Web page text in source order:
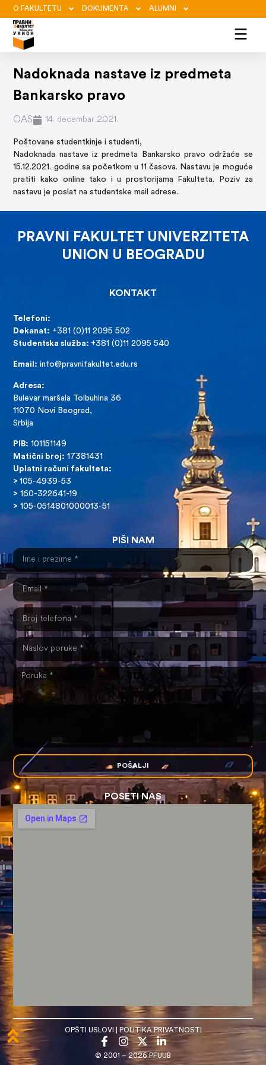
O FAKULTETU DOKUMENTA ALUMNI
Nadoknada nastave iz predmeta
Bankarsko pravo
OAS 14. decembar 2021.
Poštovane studentkinje i studenti,
Nadoknada nastave iz predmeta Bankarsko pravo održaće se
15.12.2021. godine sa početkom u 11 časova. Nastavu je moguće
pratiti kako online tako i u prostorijama Fakulteta. Poziv za
nastavu je poslat na studentske mail adrese.
PRAVNI FAKULTET UNIVERZITETA
UNION U BEOGRADU
KONTAKT
Telefoni:
Dekanat: +381 (0)11 2095 502
Studentska služba: +381 (0)11 2095 540
Email: info@pravnifakultet.edu.rs
Adresa:
Bulevar maršala Tolbuhina 36
11070 Novi Beograd,
Srbija
PIB: 101151149
Matični broj: 17381431
Uplatni računi fakulteta:
>105-4939-53
> 160-322641-19
> 105-0514801000013-51
PIŠI NAM
POŠALJI
POSETI NAS
OPŠTI USLOVI POLITIKA PRIVATNOSTI
© 2001 – 2026 PFUUB